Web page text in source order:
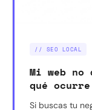
// SEO LOCAL
Mi web no
qué
Si buscas tu